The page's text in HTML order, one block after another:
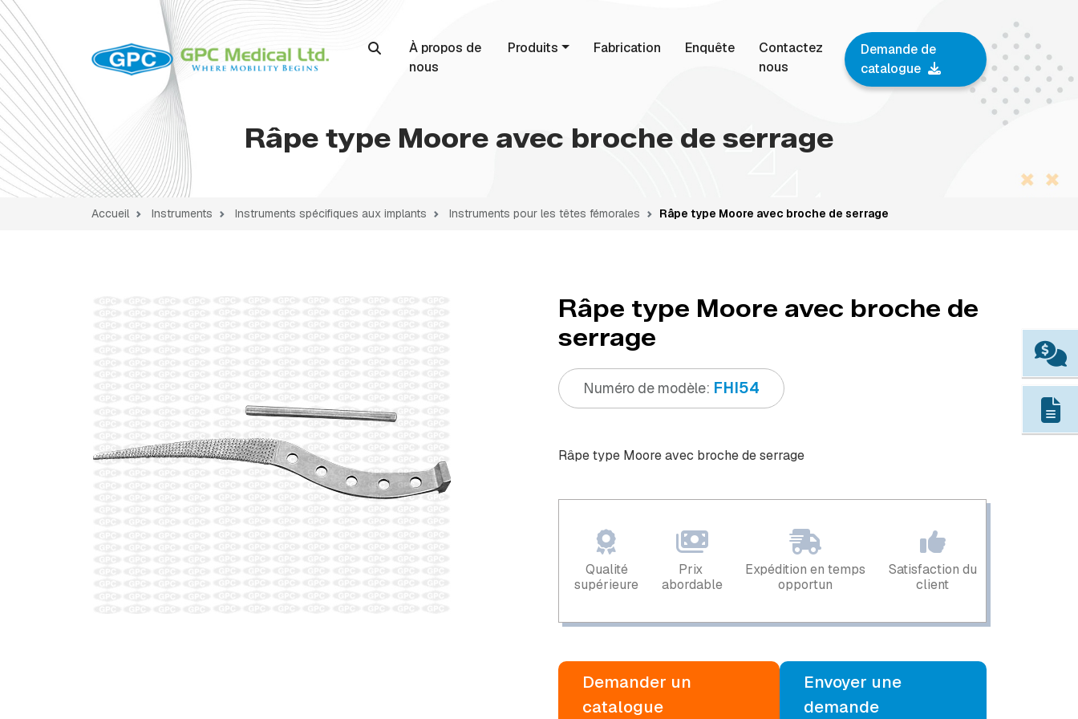
À propos de
nous
Produits Fabrication Enquête
Contactez
nous
Demande de
catalogue
Râpe type Moore avec broche de serrage
Accueil Instruments Instruments spécifiques aux implants Instruments pour les têtes fémorales Râpe type Moore avec broche de serrage
Râpe type Moore avec broche de
serrage
Numéro de modèle: FHI54
Râpe type Moore avec broche de serrage
Qualité
supérieure
Prix ​​
abordable
Expédition en temps
opportun
Satisfaction du
client
Demander un
catalogue
Envoyer une
demande